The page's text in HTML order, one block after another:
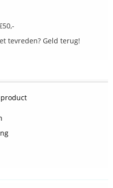
tevreden? Geld terug!